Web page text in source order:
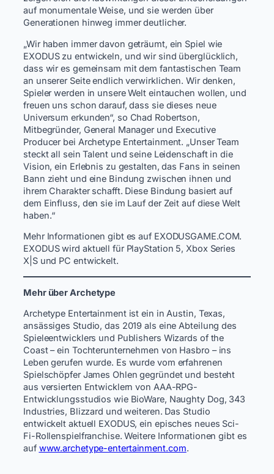
auf monumentale Weise, und sie werden über
Generationen hinweg immer deutlicher.
„Wir haben immer davon geträumt, ein Spiel wie
EXODUS zu entwickeln, und wir sind überglücklich,
dass wir es gemeinsam mit dem fantastischen Team
an unserer Seite endlich verwirklichen. Wir denken,
Spieler werden in unsere Welt eintauchen wollen, und
freuen uns schon darauf, dass sie dieses neue
Universum erkunden“, so Chad Robertson,
Mitbegründer, General Manager und Executive
Producer bei Archetype Entertainment. „Unser Team
steckt all sein Talent und seine Leidenschaft in die
Vision, ein Erlebnis zu gestalten, das Fans in seinen
Bann zieht und eine Bindung zwischen ihnen und
ihrem Charakter schafft. Diese Bindung basiert auf
dem Einfluss, den sie im Lauf der Zeit auf diese Welt
haben.“
Mehr Informationen gibt es auf EXODUSGAME.COM.
EXODUS wird aktuell für PlayStation 5, Xbox Series
X|S und PC entwickelt.
Mehr über Archetype
Archetype Entertainment ist ein in Austin, Texas,
ansässiges Studio, das 2019 als eine Abteilung des
Spieleentwicklers und Publishers Wizards of the
Coast – ein Tochterunternehmen von Hasbro – ins
Leben gerufen wurde. Es wurde vom erfahrenen
Spielschöpfer James Ohlen gegründet und besteht
aus versierten Entwicklern von AAA-RPG-
Entwicklungsstudios wie BioWare, Naughty Dog, 343
Industries, Blizzard und weiteren. Das Studio
entwickelt aktuell EXODUS, ein episches neues Sci-
Fi-Rollenspielfranchise. Weitere Informationen gibt es
auf www.archetype-entertainment.com.